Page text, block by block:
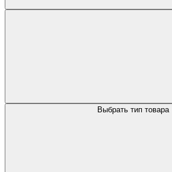
Выбрать тип товара